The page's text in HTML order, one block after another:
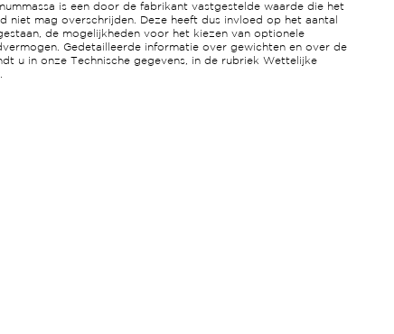
is een door de fabrikant vastgestelde waarde die het
niet mag overschrijden. Deze heeft dus invloed op het aantal
de mogelijkheden voor het kiezen van optionele
Gedetailleerde informatie over gewichten en over de
u in onze Technische gegevens, in de rubriek Wettelijke